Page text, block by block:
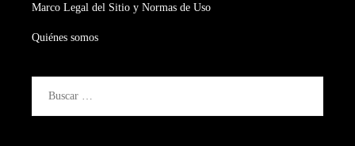
Marco Legal del Sitio y Normas de Uso
Quiénes somos